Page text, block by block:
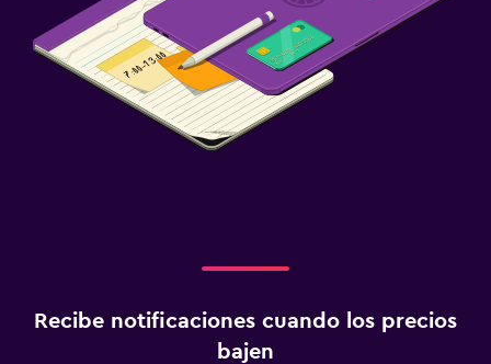
Recibe notificaciones cuando los precios
bajen